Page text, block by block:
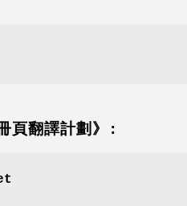
頁翻譯計劃》: